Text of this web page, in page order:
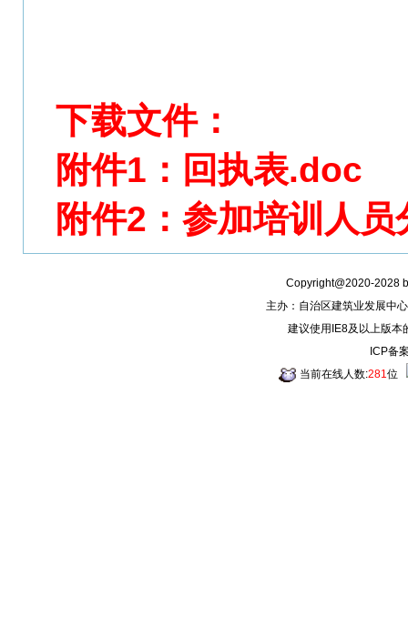
下载文件：
附件1：回执表.doc
附件2：参加培训人
Copyright@2020-2028
主办：自治区建筑业发展中
建议使用IE8及以上版本
ICP备
当前在线人数:281位